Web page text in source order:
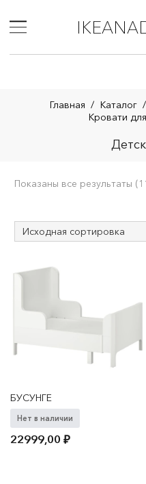
Главная / Каталог /
Кровати
Показаны все результаты
БУСУНГЕ
Нет в наличии
22999,00₽